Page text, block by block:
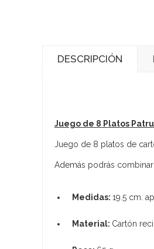
DESCRIPCIÓN
Juego de 8 Platos
Juego de 8 platos de
Además podrás
Medidas: 19.5 cm.
Material: Cartón